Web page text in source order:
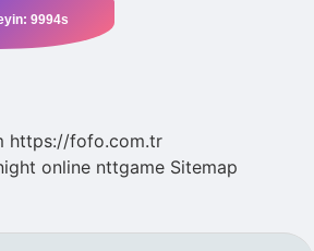
https://fofo.com.tr
online nttgame Sitemap